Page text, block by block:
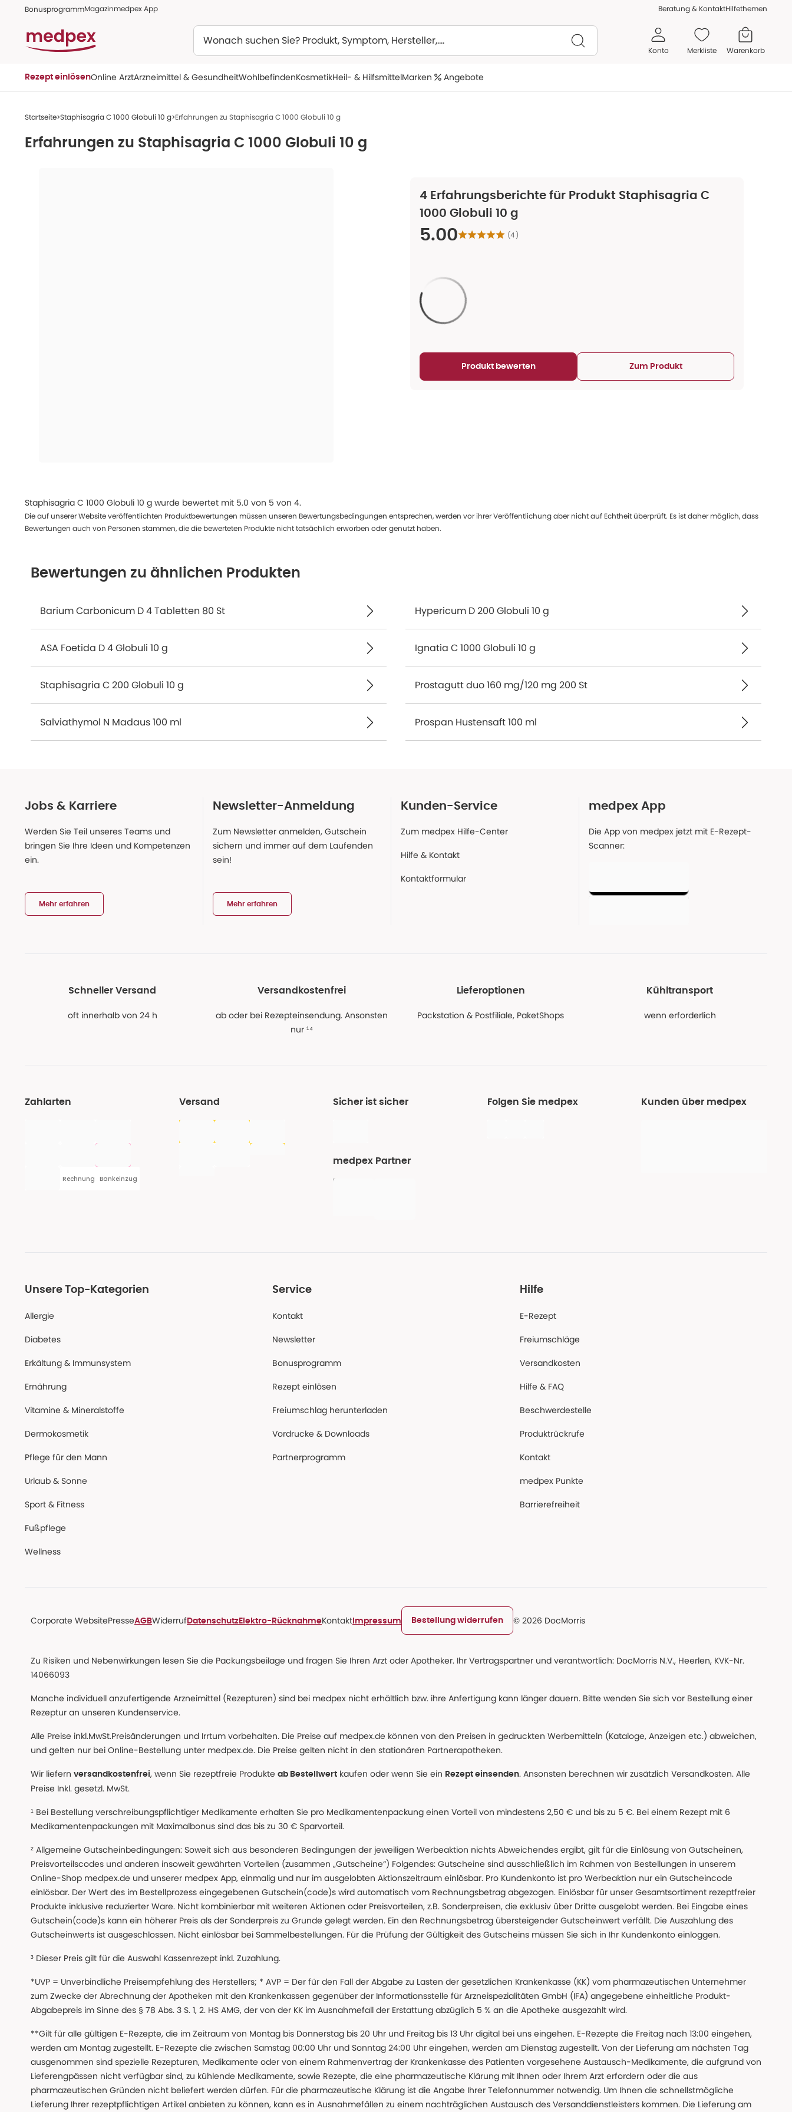
BonusprogrammMagazinmedpex App Beratung & KontaktHilfethemen
Konto Merkliste Warenkorb
Rezept einlösenOnline ArztArzneimittel & GesundheitWohlbefindenKosmetikHeil- & HilfsmittelMarken Angebote
Startseite Staphisagria C 1000 Globuli 10 g Erfahrungen zu Staphisagria C 1000 Globuli 10 g
Erfahrungen zu Staphisagria C 1000 Globuli 10 g
4 Erfahrungsberichte für Produkt Staphisagria C
1000 Globuli 10 g
5.00 (4)
Aktualisieren...
Produkt bewerten Zum Produkt
Staphisagria C 1000 Globuli 10 g wurde bewertet mit 5.0 von 5 von 4.
Die auf unserer Website veröffentlichten Produktbewertungen müssen unseren Bewertungsbedingungen entsprechen, werden vor ihrer Veröffentlichung aber nicht auf Echtheit überprüft. Es ist daher möglich, dass
Bewertungen auch von Personen stammen, die die bewerteten Produkte nicht tatsächlich erworben oder genutzt haben.
Bewertungen zu ähnlichen Produkten
Barium Carbonicum D 4 Tabletten 80 St Hypericum D 200 Globuli 10 g
ASA Foetida D 4 Globuli 10 g Ignatia C 1000 Globuli 10 g
Staphisagria C 200 Globuli 10 g Prostagutt duo 160 mg/120 mg 200 St
Salviathymol N Madaus 100 ml Prospan Hustensaft 100 ml
Jobs & Karriere
Werden Sie Teil unseres Teams und
bringen Sie Ihre Ideen und Kompetenzen
ein.
Mehr erfahren
Newsletter-Anmeldung
Zum Newsletter anmelden, Gutschein
sichern und immer auf dem Laufenden
sein!
Mehr erfahren
Kunden-Service
Zum medpex Hilfe-Center
Hilfe & Kontakt
Kontaktformular
medpex App
Die App von medpex jetzt mit E-Rezept-
Scanner:
Schneller Versand
oft innerhalb von 24 h
Versandkostenfrei
ab oder bei Rezepteinsendung. Ansonsten
nur ¹⁴
Lieferoptionen
Packstation & Postfiliale, PaketShops
Kühltransport
wenn erforderlich
Zahlarten
Rechnung Bankeinzug
Versand Sicher ist sicher
medpex Partner
Folgen Sie medpex Kunden über medpex
Unsere Top-Kategorien
Allergie
Diabetes
Erkältung & Immunsystem
Ernährung
Vitamine & Mineralstoffe
Dermokosmetik
Pflege für den Mann
Urlaub & Sonne
Sport & Fitness
Fußpflege
Wellness
Service
Kontakt
Newsletter
Bonusprogramm
Rezept einlösen
Freiumschlag herunterladen
Vordrucke & Downloads
Partnerprogramm
Hilfe
E-Rezept
Freiumschläge
Versandkosten
Hilfe & FAQ
Beschwerdestelle
Produktrückrufe
Kontakt
medpex Punkte
Barrierefreiheit
Corporate WebsitePresseAGBWiderruf Datenschutz Elektro-RücknahmeKontakt Impressum Bestellung widerrufen © 2026 DocMorris
Zu Risiken und Nebenwirkungen lesen Sie die Packungsbeilage und fragen Sie Ihren Arzt oder Apotheker. Ihr Vertragspartner und verantwortlich: DocMorris N.V., Heerlen, KVK-Nr.
14066093
Manche individuell anzufertigende Arzneimittel (Rezepturen) sind bei medpex nicht erhältlich bzw. ihre Anfertigung kann länger dauern. Bitte wenden Sie sich vor Bestellung einer
Rezeptur an unseren Kundenservice.
Alle Preise inkl.MwSt.Preisänderungen und Irrtum vorbehalten. Die Preise auf medpex.de können von den Preisen in gedruckten Werbemitteln (Kataloge, Anzeigen etc.) abweichen,
und gelten nur bei Online-Bestellung unter medpex.de. Die Preise gelten nicht in den stationären Partnerapotheken.
Wir liefern versandkostenfrei, wenn Sie rezeptfreie Produkte ab Bestellwert kaufen oder wenn Sie ein Rezept einsenden. Ansonsten berechnen wir zusätzlich Versandkosten. Alle
Preise Inkl. gesetzl. MwSt.
¹ Bei Bestellung verschreibungspflichtiger Medikamente erhalten Sie pro Medikamentenpackung einen Vorteil von mindestens 2,50 € und bis zu 5 €. Bei einem Rezept mit 6
Medikamentenpackungen mit Maximalbonus sind das bis zu 30 € Sparvorteil.
² Allgemeine Gutscheinbedingungen: Soweit sich aus besonderen Bedingungen der jeweiligen Werbeaktion nichts Abweichendes ergibt, gilt für die Einlösung von Gutscheinen,
Preisvorteilscodes und anderen insoweit gewährten Vorteilen (zusammen „Gutscheine“) Folgendes: Gutscheine sind ausschließlich im Rahmen von Bestellungen in unserem
Online-Shop medpex.de und unserer medpex App, einmalig und nur im ausgelobten Aktionszeitraum einlösbar. Pro Kundenkonto ist pro Werbeaktion nur ein Gutscheincode
einlösbar. Der Wert des im Bestellprozess eingegebenen Gutschein(code)s wird automatisch vom Rechnungsbetrag abgezogen. Einlösbar für unser Gesamtsortiment rezeptfreier
Produkte inklusive reduzierter Ware. Nicht kombinierbar mit weiteren Aktionen oder Preisvorteilen, z.B. Sonderpreisen, die exklusiv über Dritte ausgelobt werden. Bei Eingabe eines
Gutschein(code)s kann ein höherer Preis als der Sonderpreis zu Grunde gelegt werden. Ein den Rechnungsbetrag übersteigender Gutscheinwert verfällt. Die Auszahlung des
Gutscheinwerts ist ausgeschlossen. Nicht einlösbar bei Sammelbestellungen. Für die Prüfung der Gültigkeit des Gutscheins müssen Sie sich in Ihr Kundenkonto einloggen.
³ Dieser Preis gilt für die Auswahl Kassenrezept inkl. Zuzahlung.
*UVP = Unverbindliche Preisempfehlung des Herstellers; * AVP = Der für den Fall der Abgabe zu Lasten der gesetzlichen Krankenkasse (KK) vom pharmazeutischen Unternehmer
zum Zwecke der Abrechnung der Apotheken mit den Krankenkassen gegenüber der Informationsstelle für Arzneispezialitäten GmbH (IFA) angegebene einheitliche Produkt-
Abgabepreis im Sinne des § 78 Abs. 3 S. 1, 2. HS AMG, der von der KK im Ausnahmefall der Erstattung abzüglich 5 % an die Apotheke ausgezahlt wird.
**Gilt für alle gültigen E-Rezepte, die im Zeitraum von Montag bis Donnerstag bis 20 Uhr und Freitag bis 13 Uhr digital bei uns eingehen. E-Rezepte die Freitag nach 13:00 eingehen,
werden am Montag zugestellt. E-Rezepte die zwischen Samstag 00:00 Uhr und Sonntag 24:00 Uhr eingehen, werden am Dienstag zugestellt. Von der Lieferung am nächsten Tag
ausgenommen sind spezielle Rezepturen, Medikamente oder von einem Rahmenvertrag der Krankenkasse des Patienten vorgesehene Austausch-Medikamente, die aufgrund von
Lieferengpässen nicht verfügbar sind, zu kühlende Medikamente, sowie Rezepte, die eine pharmazeutische Klärung mit Ihnen oder Ihrem Arzt erfordern oder die aus
pharmazeutischen Gründen nicht beliefert werden dürfen. Für die pharmazeutische Klärung ist die Angabe Ihrer Telefonnummer notwendig. Um Ihnen die schnellstmögliche
Lieferung Ihrer rezeptpflichtigen Artikel anbieten zu können, kann es in Ausnahmefällen zu einem nachträglichen Austausch des Versanddienstleisters kommen. Die Lieferung am